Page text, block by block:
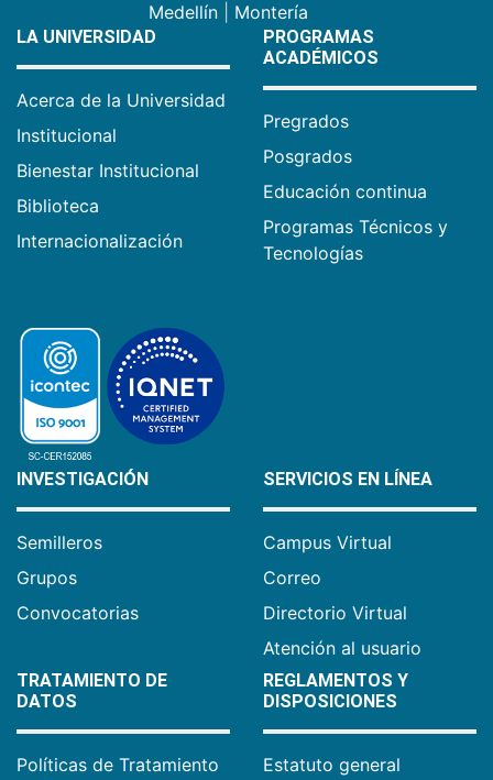
Medellín Montería
LA UNIVERSIDAD
Acerca de la Universidad
Institucional
Bienestar Institucional
Biblioteca
Internacionalización
PROGRAMAS
ACADÉMICOS
Pregrados
Posgrados
Educación continua
Programas Técnicos y
Tecnologías
INVESTIGACIÓN
Semilleros
Grupos
Convocatorias
SERVICIOS EN LÍNEA
Campus Virtual
Correo
Directorio Virtual
Atención al usuario
TRATAMIENTO DE
DATOS
Políticas de Tratamiento
REGLAMENTOS Y
DISPOSICIONES
Estatuto general